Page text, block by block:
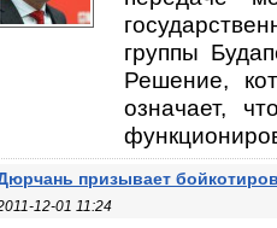
группы
Решение,
означает,
призывает
12-01 11:24